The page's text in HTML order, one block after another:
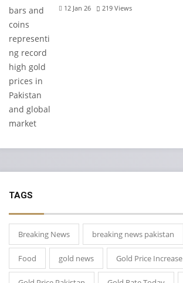
12 Jan 26 219 Views
TAGS
Breaking News breaking news pakistan
Food gold news Gold Price Increase